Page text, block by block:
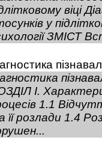
віці
у
ЗМІСТ
І.
1.1
її розлади 1.4